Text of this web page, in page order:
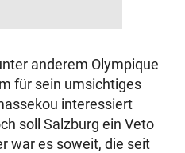
anderem Olympique
für sein umsichtiges
interessiert
soll Salzburg ein Veto
war es soweit, die seit